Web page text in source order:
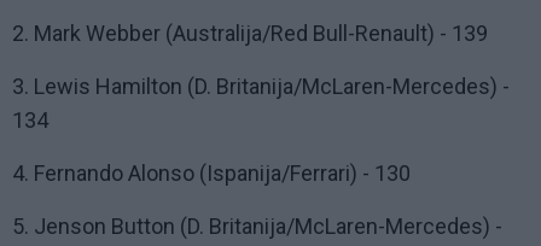
2. Mark Webber (Australija/Red Bull-Renault) - 139
3. Lewis Hamilton (D. Britanija/McLaren-Mercedes) -
134
4. Fernando Alonso (Ispanija/Ferrari) - 130
5. Jenson Button (D. Britanija/McLaren-Mercedes) -